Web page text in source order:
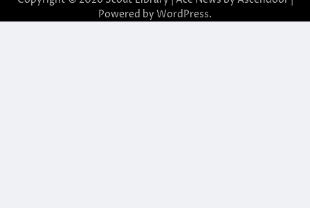
Powered by WordPress.